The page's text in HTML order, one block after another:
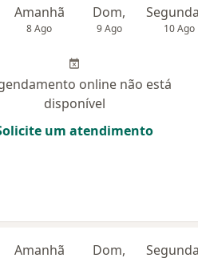
Amanhã
8 Ago
Dom,
9 Ago 10 Ago
online não está
disponível
um atendimento
Amanhã Dom,